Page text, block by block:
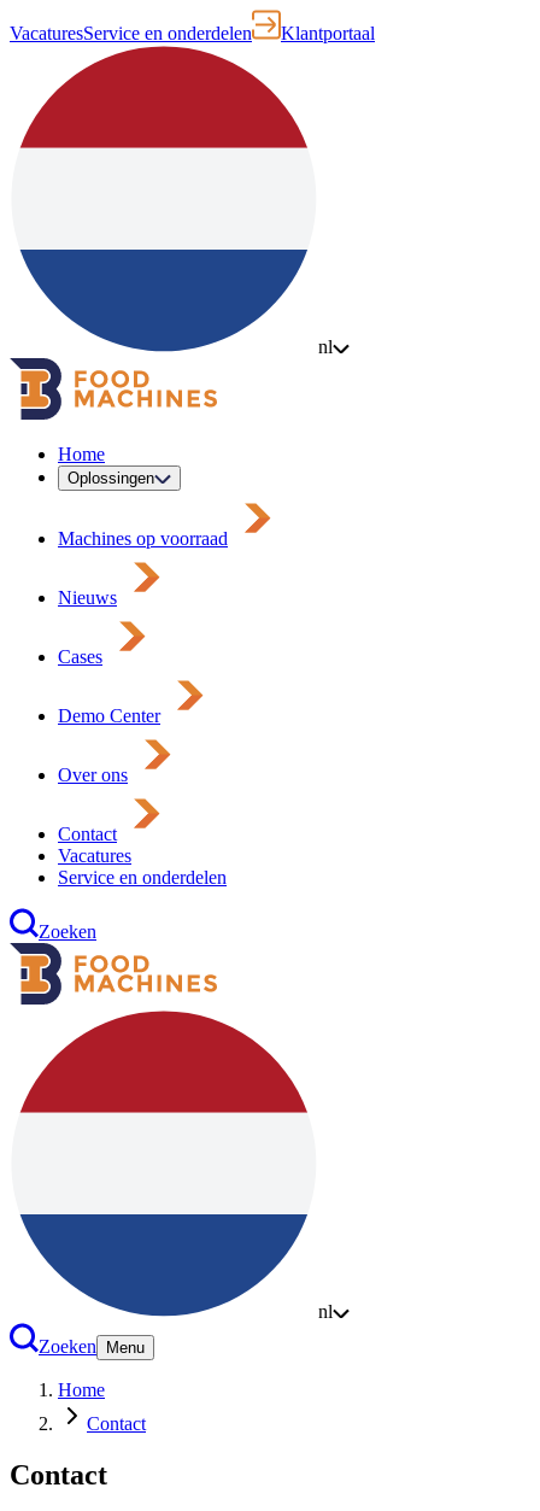
VacaturesService en onderdelen Klantportaal
nl
Home
Oplossingen
Machines op voorraad
Nieuws
Cases
Demo Center
Over ons
Contact
Vacatures
Service en onderdelen
Zoeken
nl
Zoeken
Menu
Home
Contact
Contact